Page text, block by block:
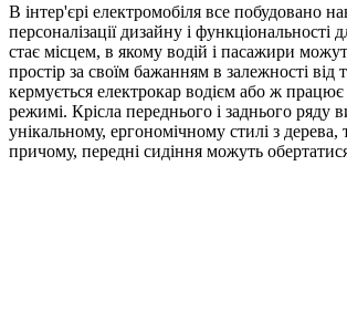
В інтер'єрі електромобіля все побудовано
персоналізації дизайну і функціональності
стає місцем, в якому водій і пасажири
простір за своїм бажанням в залежності від
кермується електрокар водієм або ж
режимі. Крісла переднього і заднього ряду
унікальному, ергономічному стилі з дерева,
причому, передні сидіння можуть